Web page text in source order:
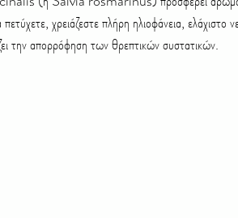
& Κατασκευή κήπου Παχύφυτα
χρειάζεστε πλήρη ηλιοφάνεια, ελάχιστο
την απορρόφηση των θρεπτικών συστατικών.